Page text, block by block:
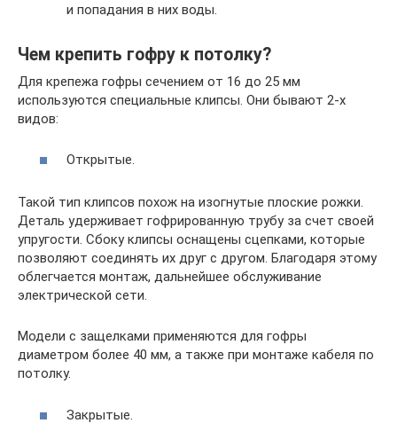
и попадания в них воды.
Чем крепить гофру к потолку?
Для крепежа гофры сечением от 16 до 25 мм
используются специальные клипсы. Они бывают 2-х
видов:
Открытые.
Такой тип клипсов похож на изогнутые плоские рожки.
Деталь удерживает гофрированную трубу за счет своей
упругости. Сбоку клипсы оснащены сцепками, которые
позволяют соединять их друг с другом. Благодаря этому
облегчается монтаж, дальнейшее обслуживание
электрической сети.
Модели с защелками применяются для гофры
диаметром более 40 мм, а также при монтаже кабеля по
потолку.
Закрытые.